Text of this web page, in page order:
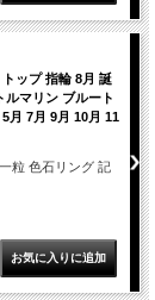
ップ 指輪 8月 誕
ルマリン ブルート
月 7月 9月 10月 11
粒 色石リング 記